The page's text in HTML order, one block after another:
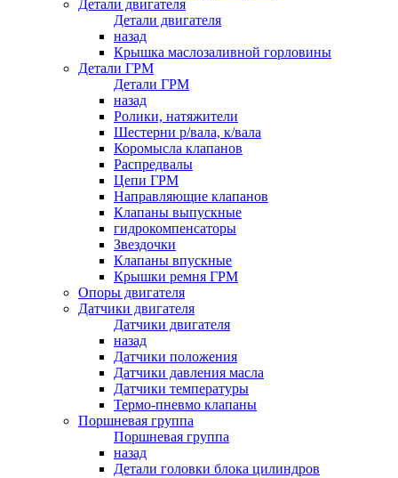
Детали двигателя
Детали двигателя
назад
Крышка маслозаливной горловины
Детали ГРМ
Детали ГРМ
назад
Ролики, натяжители
Шестерни р/вала, к/вала
Коромысла клапанов
Распредвалы
Цепи ГРМ
Направляющие клапанов
Клапаны выпускные
гидрокомпенсаторы
Звездочки
Клапаны впускные
Крышки ремня ГРМ
Опоры двигателя
Датчики двигателя
Датчики двигателя
назад
Датчики положения
Датчики давления масла
Датчики температуры
Термо-пневмо клапаны
Поршневая группа
Поршневая группа
назад
Детали головки блока цилиндров